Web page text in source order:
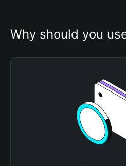
Why should you